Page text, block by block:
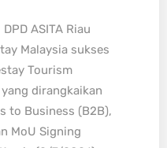
ASITA Riau
Malaysia sukses
Tourism
dirangkaikan
to Business (B2B),
MoU Signing